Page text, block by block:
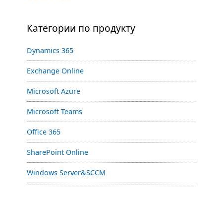
Категории по продукту
Dynamics 365
Exchange Online
Microsoft Azure
Microsoft Teams
Office 365
SharePoint Online
Windows Server&SCCM